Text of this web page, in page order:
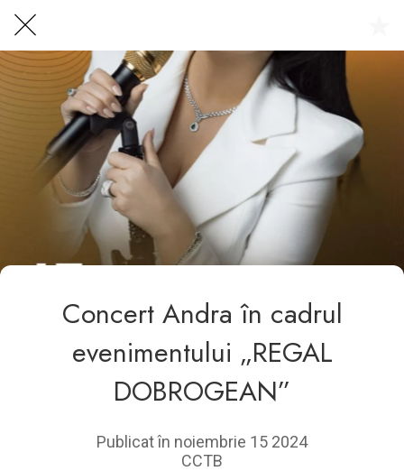
Concert Andra în cadrul
evenimentului „REGAL
DOBROGEAN”
Publicat în noiembrie 15 2024
CCTB
Centrul Burada 🇷🇴 🇺🇦
Asistentul Centrului Cultural Teodor T. Burada